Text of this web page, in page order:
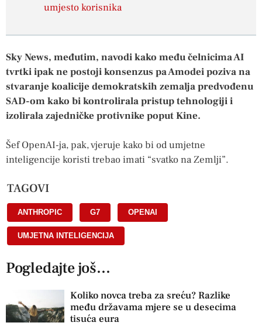
umjesto korisnika
Sky News, međutim, navodi kako među čelnicima AI
tvrtki ipak ne postoji konsenzus pa Amodei poziva na
stvaranje koalicije demokratskih zemalja predvođenu
SAD-om kako bi kontrolirala pristup tehnologiji i
izolirala zajedničke protivnike poput Kine.
Šef OpenAI-ja, pak, vjeruje kako bi od umjetne
inteligencije koristi trebao imati “svatko na Zemlji”.
TAGOVI
ANTHROPIC G7 OPENAI
UMJETNA INTELIGENCIJA
Pogledajte još...
Koliko novca treba za sreću? Razlike
među državama mjere se u desecima
tisuća eura